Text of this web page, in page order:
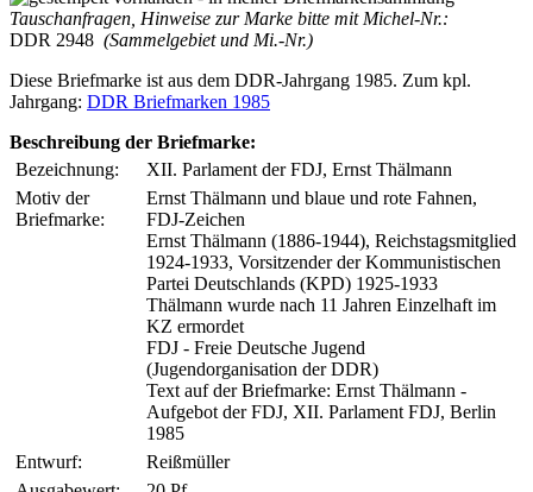
Tauschanfragen, Hinweise zur Marke bitte mit Michel-Nr.:
DDR 2948 (Sammelgebiet und Mi.-Nr.)
Diese Briefmarke ist aus dem DDR-Jahrgang 1985. Zum kpl.
Jahrgang: DDR Briefmarken 1985
Beschreibung der Briefmarke:
Bezeichnung:
XII. Parlament der FDJ, Ernst Thälmann
Motiv der
Briefmarke:
Ernst Thälmann und blaue und rote Fahnen,
FDJ-Zeichen
Ernst Thälmann (1886-1944), Reichstagsmitglied
1924-1933, Vorsitzender der Kommunistischen
Partei Deutschlands (KPD) 1925-1933
Thälmann wurde nach 11 Jahren Einzelhaft im
KZ ermordet
FDJ - Freie Deutsche Jugend
(Jugendorganisation der DDR)
Text auf der Briefmarke: Ernst Thälmann -
Aufgebot der FDJ, XII. Parlament FDJ, Berlin
1985
Entwurf:
Reißmüller